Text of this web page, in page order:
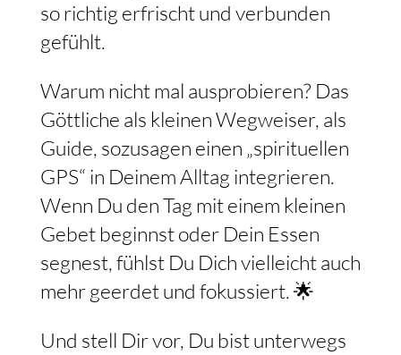
so richtig erfrischt und verbunden
gefühlt.
Warum nicht mal ausprobieren? Das
Göttliche als kleinen Wegweiser, als
Guide, sozusagen einen „spirituellen
GPS“ in Deinem Alltag integrieren.
Wenn Du den Tag mit einem kleinen
Gebet beginnst oder Dein Essen
segnest, fühlst Du Dich vielleicht auch
mehr geerdet und fokussiert. 🌟
Und stell Dir vor, Du bist unterwegs